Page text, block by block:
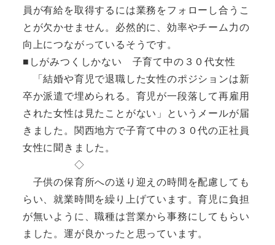
員が有給を取得するには業務をフォローし合うこ
とが欠かせません。必然的に、効率やチーム力の
向上につながっているそうです。
■しがみつくしかない 子育て中の３０代女性
「結婚や育児で退職した女性のポジションは新
卒か派遣で埋められる。育児が一段落して再雇用
された女性は見たことがない」というメールが届
きました。関西地方で子育て中の３０代の正社員
女性に聞きました。
◇
子供の保育所への送り迎えの時間を配慮しても
らい、就業時間を繰り上げています。育児に負担
が無いように、職種は営業から事務にしてもらい
ました。運が良かったと思っています。